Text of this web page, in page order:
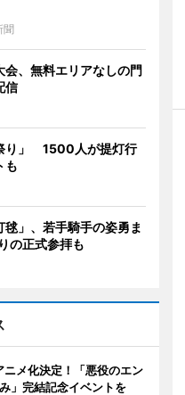
聞
会、無料エリアなしの門
信
り」 1500人が提灯行
も
毬」、若手騎手の姿勇ま
の正式参拝も
メ化決定！「悪役のエン
」完結記念イベントを